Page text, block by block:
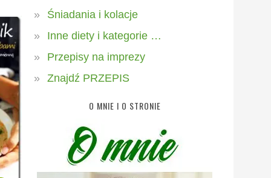
Śniadania i kolacje
Inne diety i kategorie …
Przepisy na imprezy
Znajdź PRZEPIS
O MNIE I O STRONIE